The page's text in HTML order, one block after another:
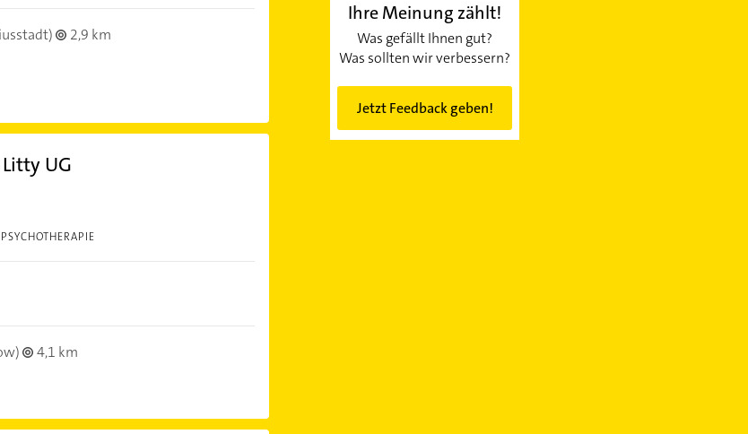
2,9 km
UG
4,1 km
Ihre Meinung zählt!
Was gefällt Ihnen gut?
Was sollten wir verbessern?
Jetzt Feedback geben!